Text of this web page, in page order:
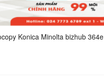
Konica Minolta bizhub 364e